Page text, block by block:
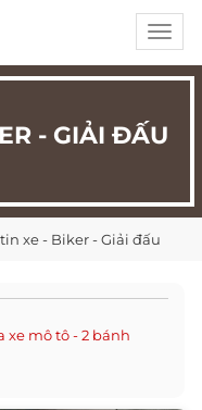
- GIẢI ĐẤU
xe - Biker - Giải đấu
xe mô tô - 2 bánh